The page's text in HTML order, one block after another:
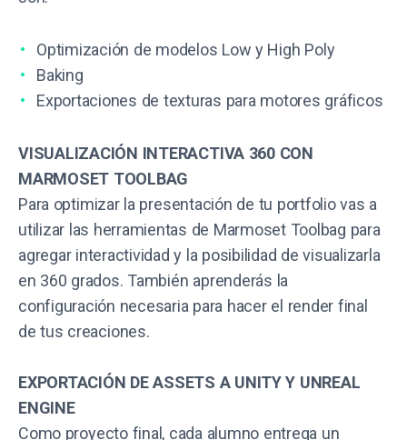
Optimización de modelos Low y High Poly
Baking
Exportaciones de texturas para motores gráficos
VISUALIZACIÓN INTERACTIVA 360 CON
MARMOSET TOOLBAG
Para optimizar la presentación de tu portfolio vas a
utilizar las herramientas de Marmoset Toolbag para
agregar interactividad y la posibilidad de visualizarla
en 360 grados. También aprenderás la
configuración necesaria para hacer el render final
de tus creaciones.
EXPORTACIÓN DE ASSETS A UNITY Y UNREAL
ENGINE
Como proyecto final, cada alumno entrega un